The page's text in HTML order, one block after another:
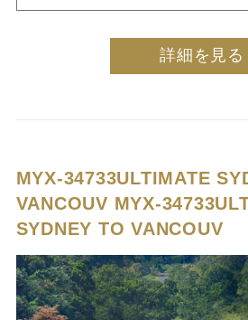
詳細を見る
MYX-34733ULTIMATE
VANCOUV MYX-
SYDNEY TO VANCOUV